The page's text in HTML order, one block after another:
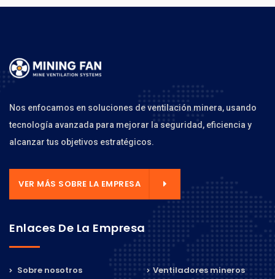
Nos enfocamos en soluciones de ventilación minera, usando
tecnología avanzada para mejorar la seguridad, eficiencia y
alcanzar tus objetivos estratégicos.
VER MÁS SOBRE LA EMPRESA
Enlaces De La Empresa
Sobre nosotros Ventiladores mineros